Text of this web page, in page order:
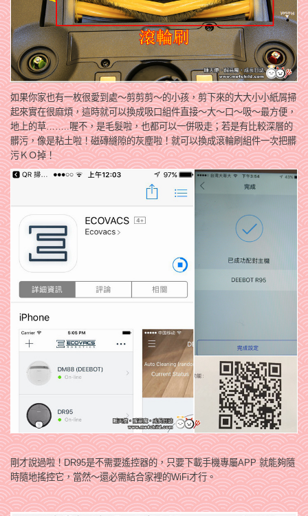
如果你家也有一枚很愛到處～剪剪剪～的小孩，剪下來的大大小小紙屑掃
起來實在很麻煩，這時就可以換成吸口組件直接～大～口～吸～最方便，
地上的草……..喔不，是毛髮啦，也都可以一併吸走；若是有比較深層的
髒污，像是粘土啦！磁磚縫隙的灰塵啦！就可以換成滾輪刷組件一次把髒
污ＫＯ掉！
剛才說過啦！DR95是不需要遙控器的，只要下載手機專屬APP 就能夠隨
時隨地搖控它，當然～還必需結合家裡的WiFi才行。